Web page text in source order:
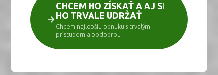
CHCEM HO ZÍSKAŤ A AJ SI
HO TRVALE UDRŽAŤ
Chcem najlepšiu ponuku s trvalým
prístupom a podporou